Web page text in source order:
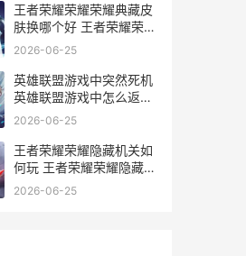
王者荣耀荣耀荣耀典藏皮
肤换哪个好 王者荣耀荣耀
荣耀水晶保底多少
2026-06-25
英雄联盟游戏中突然死机
英雄联盟游戏中怎么返回
桌面
2026-06-25
王者荣耀荣耀隐藏机关如
何玩 王者荣耀荣耀隐藏是
怎么回事
2026-06-25